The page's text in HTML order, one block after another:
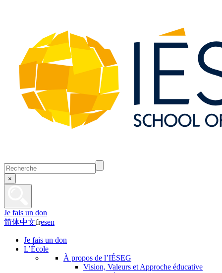
×
Je fais un don
简体中文fresen
Je fais un don
L’École
À propos de l’IÉSEG
Vision, Valeurs et Approche éducative